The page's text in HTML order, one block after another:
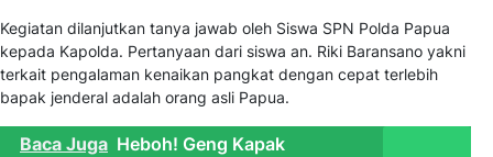
Kegiatan dilanjutkan tanya jawab oleh Siswa SPN Polda Papua
kepada Kapolda. Pertanyaan dari siswa an. Riki Baransano yakni
terkait pengalaman kenaikan pangkat dengan cepat terlebih
bapak jenderal adalah orang asli Papua.
Baca Juga Heboh! Geng Kapak